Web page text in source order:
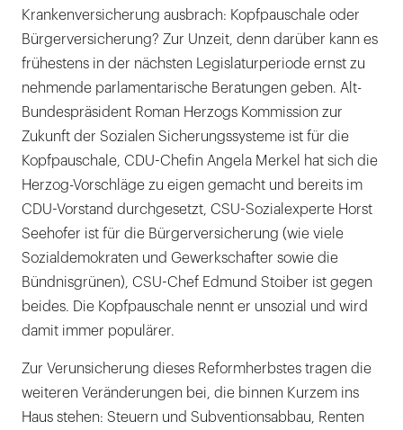
Krankenversicherung ausbrach: Kopfpauschale oder
Bürgerversicherung? Zur Unzeit, denn darüber kann es
frühestens in der nächsten Legislaturperiode ernst zu
nehmende parlamentarische Beratungen geben. Alt-
Bundespräsident Roman Herzogs Kommission zur
Zukunft der Sozialen Sicherungssysteme ist für die
Kopfpauschale, CDU-Chefin Angela Merkel hat sich die
Herzog-Vorschläge zu eigen gemacht und bereits im
CDU-Vorstand durchgesetzt, CSU-Sozialexperte Horst
Seehofer ist für die Bürgerversicherung (wie viele
Sozialdemokraten und Gewerkschafter sowie die
Bündnisgrünen), CSU-Chef Edmund Stoiber ist gegen
beides. Die Kopfpauschale nennt er unsozial und wird
damit immer populärer.
Zur Verunsicherung dieses Reformherbstes tragen die
weiteren Veränderungen bei, die binnen Kurzem ins
Haus stehen: Steuern und Subventionsabbau, Renten